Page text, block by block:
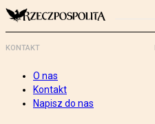
KONTAKT
O nas
Kontakt
Napisz do nas